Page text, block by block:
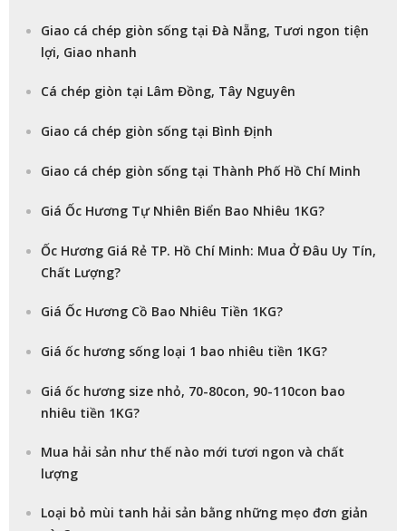
Giao cá chép giòn sống tại Đà Nẵng, Tươi ngon tiện
lợi, Giao nhanh
Cá chép giòn tại Lâm Đồng, Tây Nguyên
Giao cá chép giòn sống tại Bình Định
Giao cá chép giòn sống tại Thành Phố Hồ Chí Minh
Giá Ốc Hương Tự Nhiên Biển Bao Nhiêu 1KG?
Ốc Hương Giá Rẻ TP. Hồ Chí Minh: Mua Ở Đâu Uy Tín,
Chất Lượng?
Giá Ốc Hương Cồ Bao Nhiêu Tiền 1KG?
Giá ốc hương sống loại 1 bao nhiêu tiền 1KG?
Giá ốc hương size nhỏ, 70-80con, 90-110con bao
nhiêu tiền 1KG?
Mua hải sản như thế nào mới tươi ngon và chất
lượng
Loại bỏ mùi tanh hải sản bằng những mẹo đơn giản